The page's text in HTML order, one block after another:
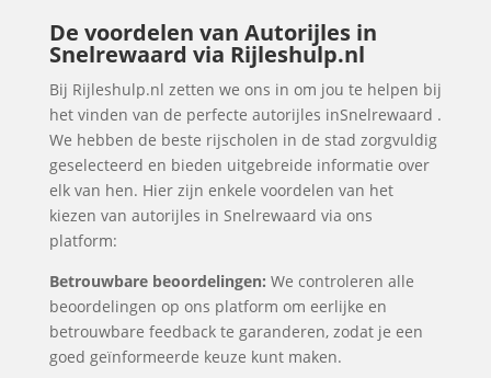
De voordelen van Autorijles in
Snelrewaard via Rijleshulp.nl
Bij Rijleshulp.nl zetten we ons in om jou te helpen bij
het vinden van de perfecte autorijles inSnelrewaard .
We hebben de beste rijscholen in de stad zorgvuldig
geselecteerd en bieden uitgebreide informatie over
elk van hen. Hier zijn enkele voordelen van het
kiezen van autorijles in Snelrewaard via ons
platform:
Betrouwbare beoordelingen: We controleren alle
beoordelingen op ons platform om eerlijke en
betrouwbare feedback te garanderen, zodat je een
goed geïnformeerde keuze kunt maken.